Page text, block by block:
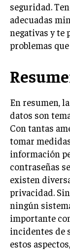
seguridad.
adecuadas
negativas y te
problemas
En resumen,
datos son
Con tantas
tomar
información
contraseñas
existen
privacidad.
ningún
importante
incidentes de
estos